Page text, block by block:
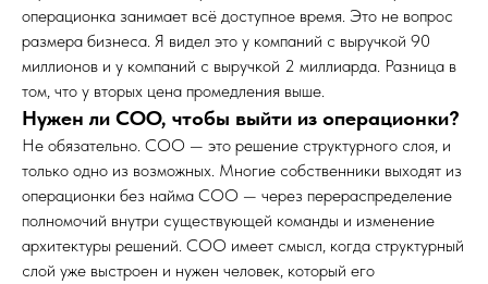
операционка занимает всё доступное время. Это не вопрос
размера бизнеса. Я видел это у компаний с выручкой 90
миллионов и у компаний с выручкой 2 миллиарда. Разница в
том, что у вторых цена промедления выше.
Нужен ли COO, чтобы выйти из операционки?
Не обязательно. COO — это решение структурного слоя, и
только одно из возможных. Многие собственники выходят из
операционки без найма COO — через перераспределение
полномочий внутри существующей команды и изменение
архитектуры решений. COO имеет смысл, когда структурный
слой уже выстроен и нужен человек, который его